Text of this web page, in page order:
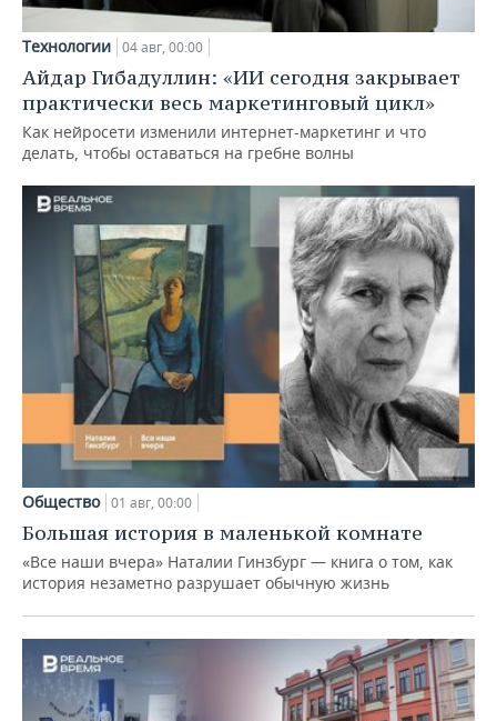
Технологии 04 авг, 00:00
Айдар Гибадуллин: «ИИ сегодня закрывает
практически весь маркетинговый цикл»
Как нейросети изменили интернет-маркетинг и что
делать, чтобы оставаться на гребне волны
Общество 01 авг, 00:00
Большая история в маленькой комнате
«Все наши вчера» Наталии Гинзбург — книга о том, как
история незаметно разрушает обычную жизнь